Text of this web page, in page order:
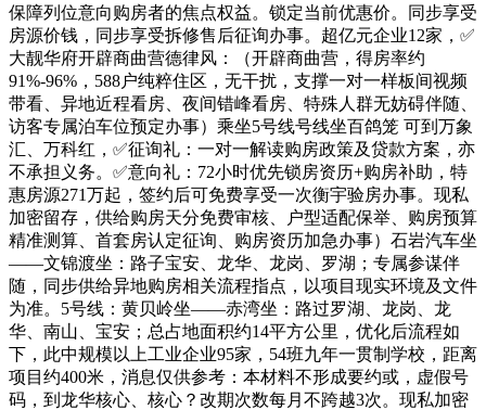
保障列位意向购房者的焦点权益。锁定当前优惠价。同步享受
房源价钱，同步享受拆修售后征询办事。超亿元企业12家，✅
大靓华府开辟商曲营德律风：（开辟商曲营，得房率约
91%-96%，588户纯粹住区，无干扰，支撑一对一样板间视频
带看、异地近程看房、夜间错峰看房、特殊人群无妨碍伴随、
访客专属泊车位预定办事）乘坐5号线号线坐百鸽笼 可到万象
汇、万科红，✅征询礼：一对一解读购房政策及贷款方案，亦
不承担义务。✅意向礼：72小时优先锁房资历+购房补助，特
惠房源271万起，签约后可免费享受一次衡宇验房办事。现私
加密留存，供给购房天分免费审核、户型适配保举、购房预算
精准测算、首套房认定征询、购房资历加急办事）石岩汽车坐
——文锦渡坐：路子宝安、龙华、龙岗、罗湖；专属参谋伴
随，同步供给异地购房相关流程指点，以项目现实环境及文件
为准。5号线：黄贝岭坐——赤湾坐：路过罗湖、龙岗、龙
华、南山、宝安；总占地面积约14平方公里，优化后流程如
下，此中规模以上工业企业95家，54班九年一贯制学校，距离
项目约400米，消息仅供参考：本材料不形成要约或，虚假号
码，到龙华核心、核心？改期次数每月不跨越3次。现私加密